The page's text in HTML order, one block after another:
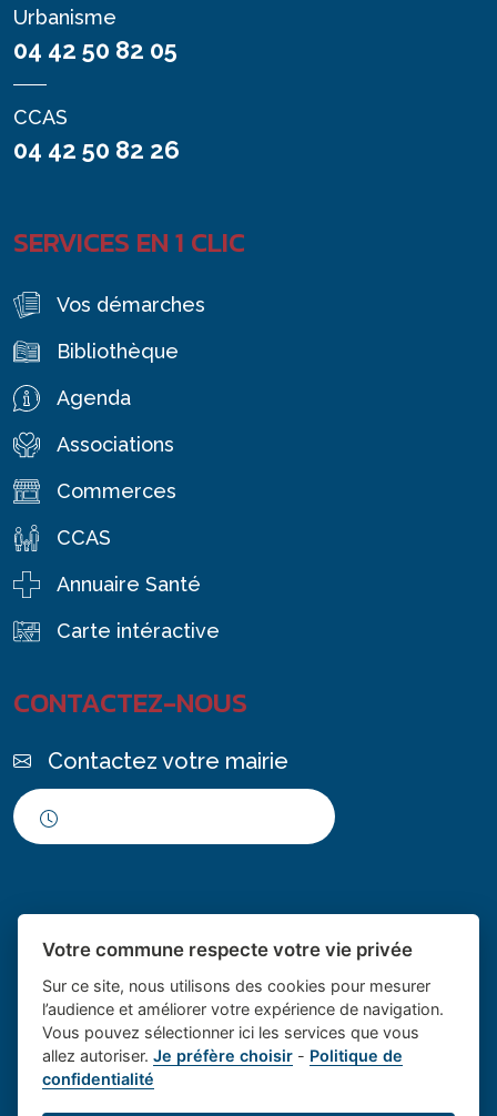
Urbanisme
04 42 50 82 05
CCAS
04 42 50 82 26
SERVICES EN 1 CLIC
Vos démarches
Bibliothèque
Agenda
Associations
Commerces
CCAS
Annuaire Santé
Carte intéractive
CONTACTEZ-NOUS
Contactez votre mairie
Place du village la solution web
et appli des collectivités
- Le village de
Mentions légales- Gestion des cookies
Votre commune respecte votre vie privée
Sur ce site, nous utilisons des cookies pour mesurer
l’audience et améliorer votre expérience de navigation.
Vous pouvez sélectionner ici les services que vous
allez autoriser.Je préfère choisir - Politique de
confidentialité